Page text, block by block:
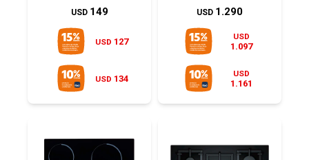
USD 149
USD 127
USD 134
USD 1.290
USD
1.097
USD
1.161